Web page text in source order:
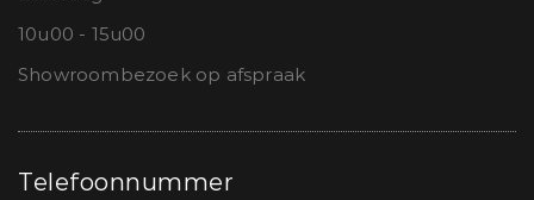
10u00 - 15u00
Showroombezoek op afspraak
Telefoonnummer